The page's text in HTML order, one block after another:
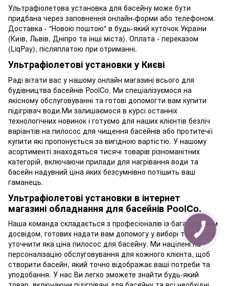
Ультрафіолетова установка для басейну може бути
придбана через заповнення онлайн-форми або телефоном.
Доставка - "Новою поштою" в будь-який куточок України
(Київ, Львів, Дніпро та інші міста). Оплата - переказом
(LiqPay), післяплатою при отриманні.
Ультрафіолетові установки у Києві
Раді вітати вас у нашому онлайн магазині всього для
будівництва басейнів PoolCo. Ми спеціалізуємося на
якісному обслуговуванні та готові допомогти вам купити
підігрівач води.Ми залишаємося в курсі останніх
технологічних новинок і готуємо для наших клієнтів безліч
варіантів на пилосос для чищення басейнів або протитечії
купити які пропонується за вигідною вартістю. У нашому
асортименті знаходяться тисячі товарів різноманітних
категорій, включаючи прилади для нагрівання води та
басейн надувний ціна яких безсумнівно потішить ваш
гаманець.
Ультрафіолетові установки в інтернет
магазині обладнання для басейнів PoolCo.
Наша команда складається з професіоналів із багаторічним
досвідом, готових надати вам допомогу у виборі товару та
уточнити яка ціна пилосос для басейну. Ми націлені на
персоналізацію обслуговування для кожного клієнта, щоб
створити басейн, який точно відображає ваші потреби та
уподобання. У нас Ви легко зможете знайти будь-який